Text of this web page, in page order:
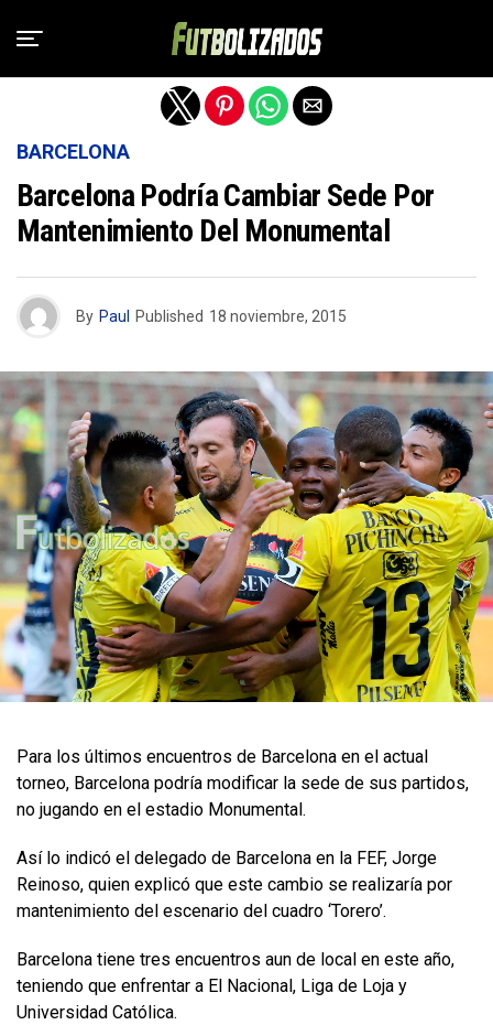
BARCELONA
Barcelona Podría Cambiar Sede Por
Mantenimiento Del Monumental
By Paul Published 18 noviembre, 2015
Para los últimos encuentros de Barcelona en el actual
torneo, Barcelona podría modificar la sede de sus partidos,
no jugando en el estadio Monumental.
Así lo indicó el delegado de Barcelona en la FEF, Jorge
Reinoso, quien explicó que este cambio se realizaría por
mantenimiento del escenario del cuadro ‘Torero’.
Barcelona tiene tres encuentros aun de local en este año,
teniendo que enfrentar a El Nacional, Liga de Loja y
Universidad Católica.
Salir de la versión móvil